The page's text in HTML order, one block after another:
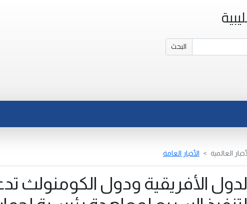
البحث
العالمية الأخبار العامة
الأفريقية ودول الكومنولث